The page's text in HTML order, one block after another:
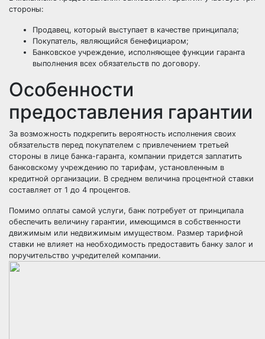
стороны:
Продавец, который выступает в качестве принципала;
Покупатель, являющийся бенефициаром;
Банковское учреждение, исполняющее функции гаранта
выполнения всех обязательств по договору.
Особенности
предоставления гарантии
За возможность подкрепить вероятность исполнения своих
обязательств перед покупателем с привлечением третьей
стороны в лице банка-гаранта, компании придется заплатить
банковскому учреждению по тарифам, установленным в
кредитной организации. В среднем величина процентной ставки
составляет от 1 до 4 процентов.
Помимо оплаты самой услуги, банк потребует от принципала
обеспечить величину гарантии, имеющимся в собственности
движимым или недвижимым имуществом. Размер тарифной
ставки не влияет на необходимость предоставить банку залог и
поручительство учредителей компании.